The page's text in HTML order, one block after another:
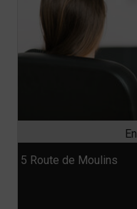
5 Route de Moulins